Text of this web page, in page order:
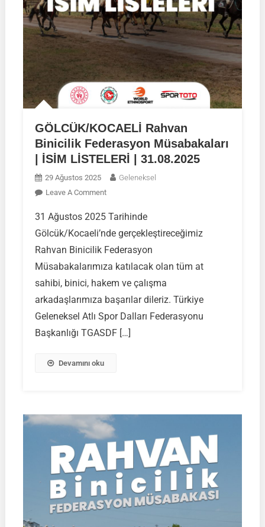
GÖLCÜK/KOCAELİ Rahvan
Binicilik Federasyon Müsabakaları
| İSİM LİSTELERİ | 31.08.2025
29 Ağustos 2025
Geleneksel
Leave A CommentOn
Rahvan
Binicilik
Federasyon
İSİM
LİSTELERİ
|
31.08.2025
31 Ağustos 2025 Tarihinde
Gölcük/Kocaeli’nde gerçekleştireceğimiz
Rahvan Binicilik Federasyon
Müsabakalarımıza katılacak olan tüm at
sahibi, binici, hakem ve çalışma
arkadaşlarımıza başarılar dileriz. Türkiye
Geleneksel Atlı Spor Dalları Federasyonu
Başkanlığı TGASDF […]
Devamını oku